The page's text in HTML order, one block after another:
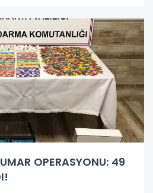
OPERASYONU: 49